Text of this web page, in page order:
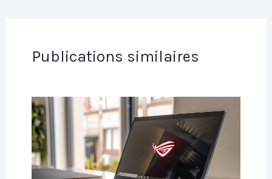
Publications similaires